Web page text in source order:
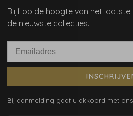
Blijf op de hoogte van het laatste
de nieuwste collecties.
Bij aanmelding gaat u akkoord met